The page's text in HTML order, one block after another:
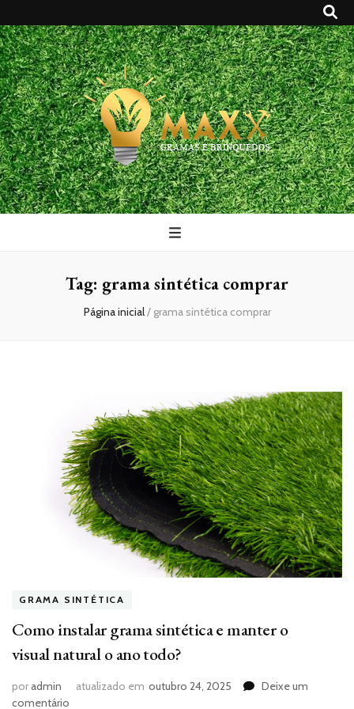
Maxx Gramas
Blog
Tag: grama sintética comprar
Página inicial/ grama sintética comprar
GRAMA SINTÉTICA
Como instalar grama sintética e manter o
visual natural o ano todo?
poradmin atualizado em outubro 24, 2025
Deixe um
comentário